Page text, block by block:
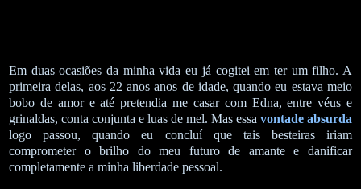
Em duas ocasiões da minha vida eu já cogitei em ter um filho. A
primeira delas, aos 22 anos anos de idade, quando eu estava meio
bobo de amor e até pretendia me casar com Edna, entre véus e
grinaldas, conta conjunta e luas de mel. Mas essa vontade absurda
logo passou, quando eu concluí que tais besteiras iriam
comprometer o brilho do meu futuro de amante e danificar
completamente a minha liberdade pessoal.